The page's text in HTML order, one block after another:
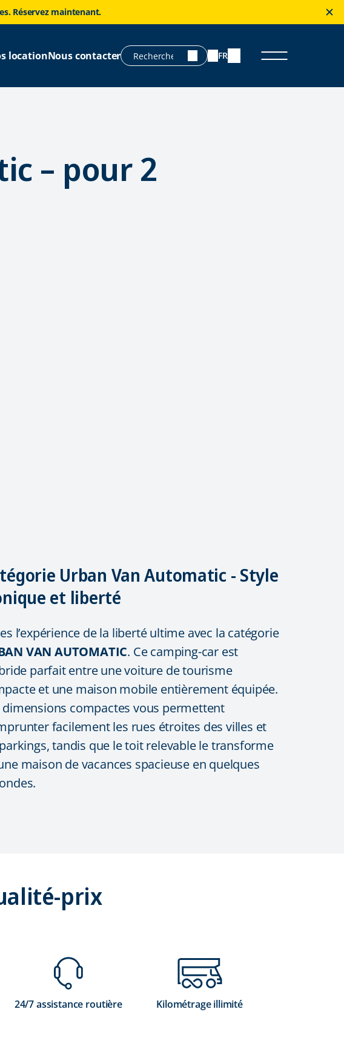
Réservez maintenant.
locationNous contacter FR
– pour 2
Urban Van Automatic - Style
et liberté
l’expérience de la liberté ultime avec la catégorie
VAN AUTOMATIC. Ce camping-car est
parfait entre une voiture de tourisme
et une maison mobile entièrement équipée.
dimensions compactes vous permettent
facilement les rues étroites des villes et
tandis que le toit relevable le transforme
maison de vacances spacieuse en quelques
prix
24/7 assistance routière Kilométrage illimité